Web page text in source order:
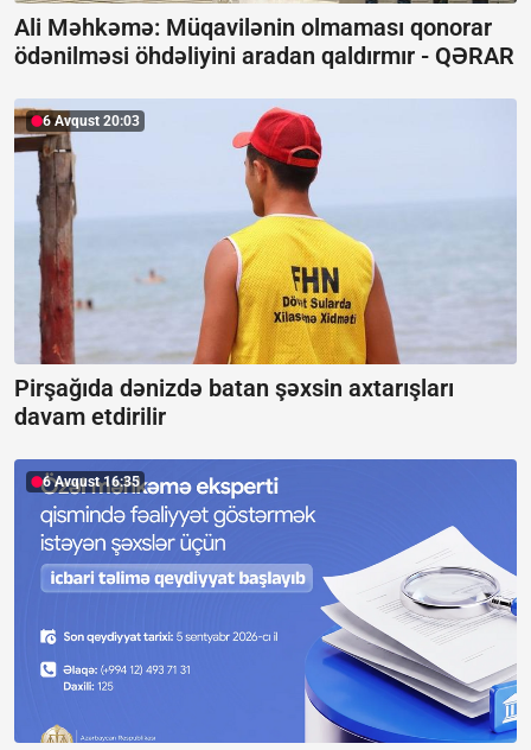
Ali Məhkəmə: Müqavilənin olmaması qonorar
ödənilməsi öhdəliyini aradan qaldırmır - QƏRAR
6 Avqust 20:03
Pirşağıda dənizdə batan şəxsin axtarışları
davam etdirilir
6 Avqust 16:35